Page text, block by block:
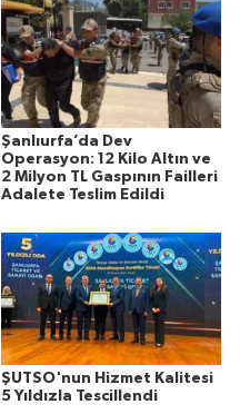
Şanlıurfa’da Dev
Operasyon: 12 Kilo Altın ve
2 Milyon TL Gaspının Failleri
Adalete Teslim Edildi
ŞUTSO'nun Hizmet Kalitesi
5 Yıldızla Tescillendi